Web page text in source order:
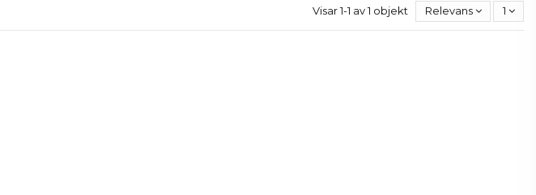
Visar 1-1 av 1 objekt Relevans 1